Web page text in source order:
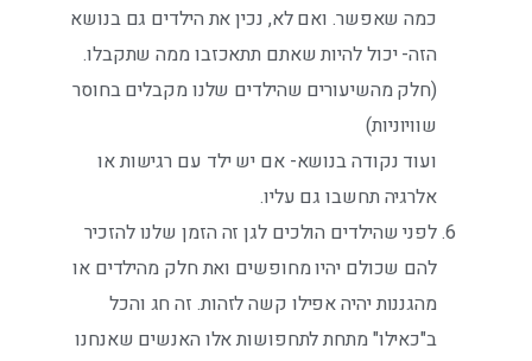
כמה שאפשר. ואם לא, נכין את הילדים גם בנושא
הזה- יכול להיות שאתם תתאכזבו ממה שתקבלו.
(חלק מהשיעורים שהילדים שלנו מקבלים בחוסר
שוויוניות)
ועוד נקודה בנושא- אם יש ילד עם רגישות או
אלרגיה תחשבו גם עליו.
לפני שהילדים הולכים לגן זה הזמן שלנו להזכיר
להם שכולם יהיו מחופשים ואת חלק מהילדים או
מהגננות יהיה אפילו קשה לזהות. זה חג והכל
ב"כאילו" מתחת לתחפושות אלו האנשים שאנחנו